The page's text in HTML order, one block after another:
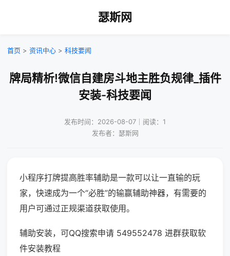
瑟斯网
首页 > 资讯中心 > 科技要闻
牌局精析!微信自建房斗地主胜负规律_插件
安装-科技要闻
发布时间：2026-08-07｜阅读：1
发布者：瑟斯网
小程序打牌提高胜率辅助是一款可以让一直输的玩
家，快速成为一个“必胜”的输赢辅助神器，有需要的
用户可通过正规渠道获取使用。
辅助安装，可QQ搜索申请 549552478 进群获取软
件安装教程